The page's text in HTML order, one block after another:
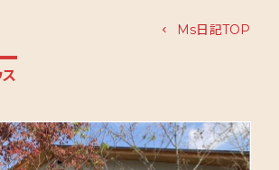
Ms日記TOP